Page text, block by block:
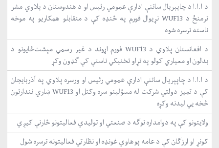
د ا.ا.ا د چاپېریال ساتنې ادارې عمومي رئیس او د هندوستان د پلاوي مشر
ترمنځ د WUF13 نړیوال فورم په څنډه کې د متقابلو همکاریو په موخه
ناسته ترسره شوه
د افغانستان پلاوي د WUF13 فورم اړوند د غیر رسمي مېشت‌ځایونو د
بدلون او معیاري کولو په تړاو تخنیکي ناستې کې ګډون وکړ
د ا.ا.ا د چاپېریال ساتنې ادارې عمومي رئیس او ورسره پلاوي په آذربایجان
کې د تمیز دولتي شرکت له مسؤلینو سره وکتل او WUF13 ښاري نندارتون
څخه یي لیدنه وکړه
ولایتونو کې په دوامداره توګه د صنعتي او تولیدي فعالیتونو څارنې کیږي
کونړ او ارزګان کې د عامه پوهاوي غونډه او نظارتي فعالیتونه ترسره شول